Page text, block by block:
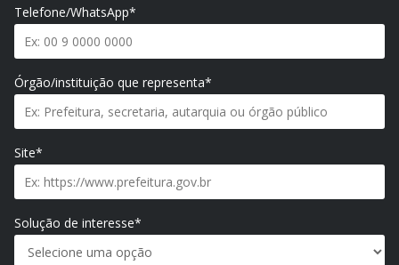
Telefone/WhatsApp*
Órgão/instituição que representa*
Site*
Solução de interesse*